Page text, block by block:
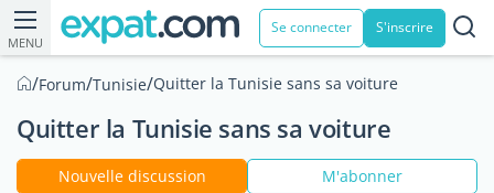
MENU
Se connecter S'inscrire
/Forum/Tunisie/Quitter la Tunisie sans sa voiture
Quitter la Tunisie sans sa voiture
Nouvelle discussion M'abonner